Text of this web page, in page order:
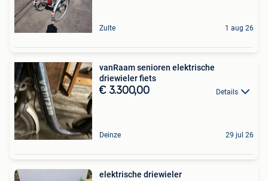
Zulte 1 aug 26
vanRaam senioren elektrische
driewieler fiets
€ 3.300,00 Details
Deinze 29 jul 26
elektrische driewieler